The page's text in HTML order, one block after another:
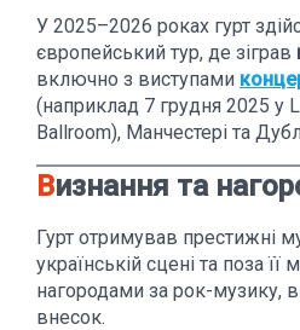
У 2025–2026 роках гурт
європейський тур, де зіграв
включно з виступами
(наприклад 7 грудня 2025 у
Ballroom), Манчестері та
Визнання та
Гурт отримував престижні
українській сцені та поза
нагородами за рок-музику,
внесок.